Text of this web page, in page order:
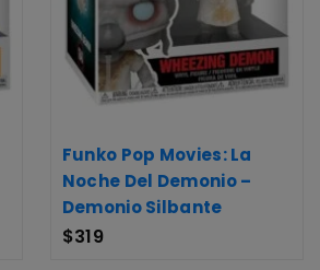
Funko Pop Movies: La
Noche Del Demonio –
Demonio Silbante
$319